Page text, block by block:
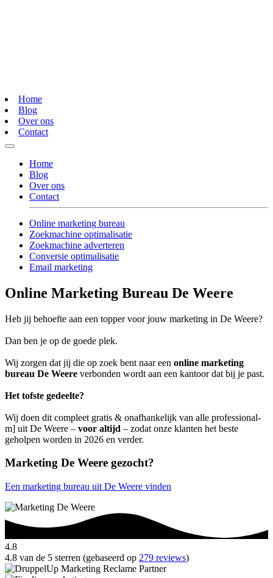
Home
Blog
Over ons
Contact
Home
Blog
Over ons
Contact
Online marketing bureau
Zoekmachine optimalisatie
Zoekmachine adverteren
Conversie optimalisatie
Email marketing
Online Marketing Bureau De Weere
Heb jij behoefte aan een topper voor jouw marketing in De Weere?
Dan ben je op de goede plek.
Wij zorgen dat jij die op zoek bent naar een online marketing
bureau De Weere verbonden wordt aan een kantoor dat bij je past.
Het tofste gedeelte?
Wij doen dit compleet gratis & onafhankelijk van alle professional-
m] uit De Weere – voor altijd – zodat onze klanten het beste
geholpen worden in 2026 en verder.
Marketing De Weere gezocht?
Een marketing bureau uit De Weere vinden
4.8
4.8 van de 5 sterren (gebaseerd op 279 reviews)